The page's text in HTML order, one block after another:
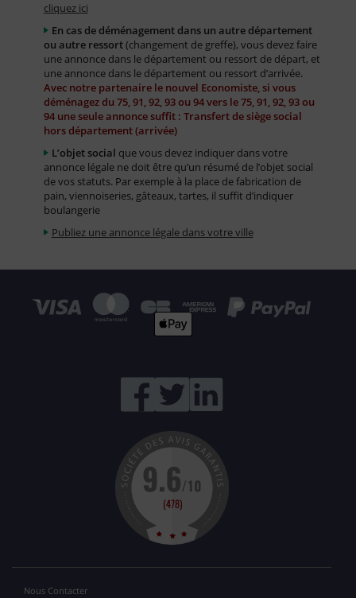
cliquez ici
En cas de déménagement dans un autre département
ou autre ressort(changement de greffe), vous devez faire
une annonce dans le département ou ressort de départ, et
une annonce dans le département ou ressort d’arrivée.
Avec notre partenaire le nouvel Economiste, si vous
déménagez du 75, 91, 92, 93 ou 94 vers le 75, 91, 92, 93 ou
94 une seule annonce suffit : Transfert de siège social
hors département (arrivée)
L’objet social que vous devez indiquer dans votre
annonce légale ne doit être qu’un résumé de l’objet social
de vos statuts. Par exemple à la place de fabrication de
pain, viennoiseries, gâteaux, tartes, il suffit d’indiquer
boulangerie
Publiez une annonce légale dans votre ville
Nous Contacter